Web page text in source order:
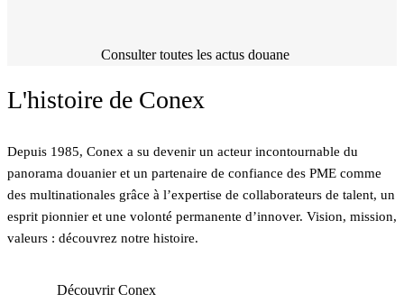
Consulter toutes les actus douane
L'histoire de Conex
Depuis 1985, Conex a su devenir un acteur incontournable du
panorama douanier et un partenaire de confiance des PME comme
des multinationales grâce à l’expertise de collaborateurs de talent, un
esprit pionnier et une volonté permanente d’innover. Vision, mission,
valeurs : découvrez notre histoire.
Découvrir Conex